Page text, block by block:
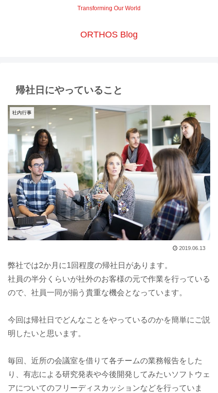
Transforming Our World
ORTHOS Blog
帰社日にやっていること
社内行事
2019.06.13
弊社では2か月に1回程度の帰社日があります。
社員の半分くらいが社外のお客様の元で作業を行っている
ので、社員一同が揃う貴重な機会となっています。
今回は帰社日でどんなことをやっているのかを簡単にご説
明したいと思います。
毎回、近所の会議室を借りて各チームの業務報告をした
り、有志による研究発表や今後開発してみたいソフトウェ
アについてのフリーディスカッションなどを行っていま